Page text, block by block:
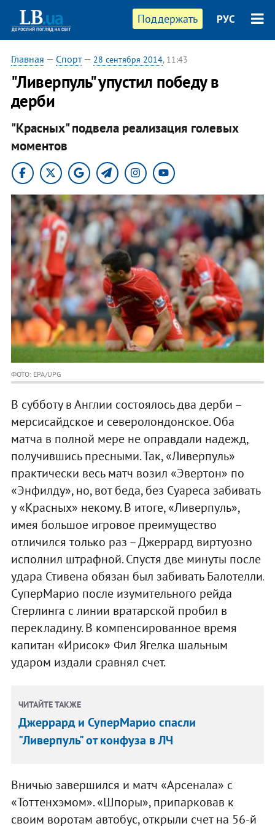
Поддержать РУС
Главная — Спорт— 28 сентября 2014, 11:43
"Ливерпуль" упустил победу в
дерби
"Красных" подвела реализация голевых
моментов
ФОТО: EPA/UPG
В субботу в Англии состоялось два дерби –
мерсисайдское и северолондонское. Оба
матча в полной мере не оправдали надежд,
получившись пресными. Так, «Ливерпуль»
практически весь матч возил «Эвертон» по
«Энфилду», но, вот беда, без Суареса забивать
у «Красных» некому. В итоге, «Ливерпуль»,
имея большое игровое преимущество
отличился только раз – Джеррард виртуозно
исполнил штрафной. Спустя две минуты после
удара Стивена обязан был забивать Балотелли.
СуперМарио после изумительного рейда
Стерлинга с линии вратарской пробил в
перекладину. В компенсированное время
капитан «Ирисок» Фил Ягелка шальным
ударом издали сравнял счет.
ЧИТАЙТЕ ТАКЖЕ
Джеррард и СуперМарио спасли
"Ливерпуль" от конфуза в ЛЧ
Вничью завершился и матч «Арсенала» с
«Тоттенхэмом». «Шпоры», припарковав к
своим воротам автобус, открыли счет на 56-й